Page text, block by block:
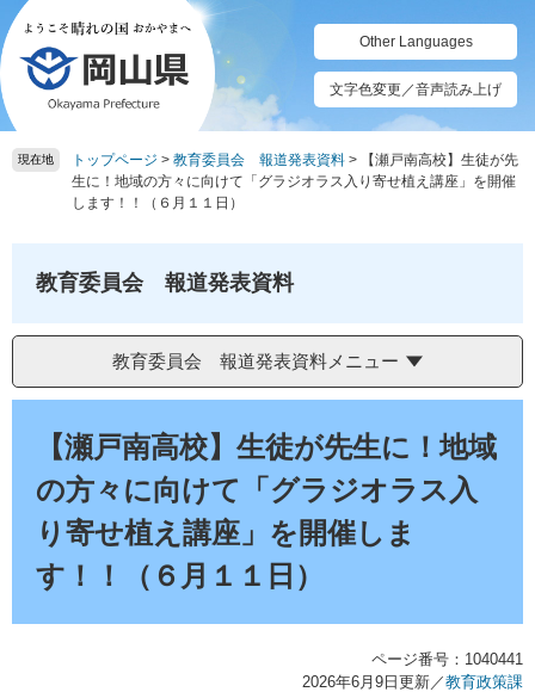
ペ
ー
ジ
の
先
頭
メ
ニ
ュ
ー
を
飛
Other Languages
文字色変更／音声読み上げ
現在地 トップページ > 教育委員会 報道発表資料 >
【瀬戸南高校】生徒が先
生に！地域の方々に向けて「グラジオラス入り寄せ植え講座」を開催
します！！（６月１１日）
教育委員会 報道発表資料
教育委員会 報道発表資料メニュー
【瀬戸南高校】生徒が先生に！地域
の方々に向けて「グラジオラス入
り寄せ植え講座」を開催しま
す！！（６月１１日）
ページ番号：1040441
2026年6月9日更新／教育政策課